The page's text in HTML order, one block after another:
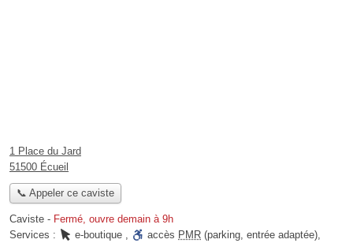
1 Place du Jard
51500 Écueil
📞 Appeler ce caviste
Caviste - Fermé, ouvre demain à 9h
Services :
e-boutique , accès PMR (parking, entrée adaptée),